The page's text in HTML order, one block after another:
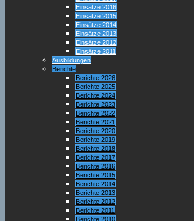
Einsätze 2016
Einsätze 2015
Einsätze 2014
Einsätze 2013
Einsätze 2012
Einsätze 2011
Ausbildungen
Berichte
Berichte 2026
Berichte 2025
Berichte 2024
Berichte 2023
Berichte 2022
Berichte 2021
Berichte 2020
Berichte 2019
Berichte 2018
Berichte 2017
Berichte 2016
Berichte 2015
Berichte 2014
Berichte 2013
Berichte 2012
Berichte 2011
Berichte 2010